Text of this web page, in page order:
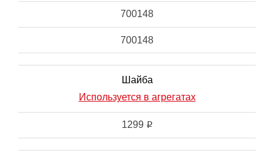
700148
700148
Шайба
Используется в агрегатах
1299 i